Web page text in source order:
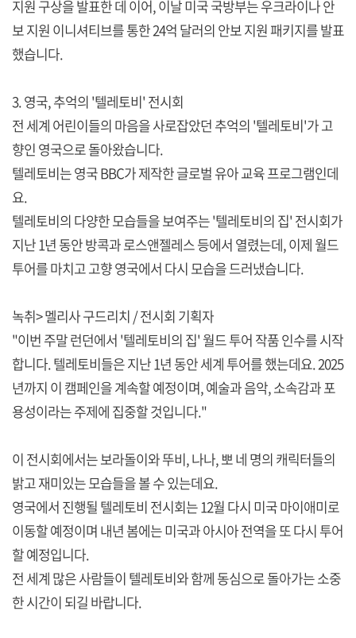
지원 구상을 발표한 데 이어, 이날 미국 국방부는 우크라이나 안
보 지원 이니셔티브를 통한 24억 달러의 안보 지원 패키지를 발표
했습니다.
3. 영국, 추억의 '텔레토비' 전시회
전 세계 어린이들의 마음을 사로잡았던 추억의 '텔레토비'가 고
향인 영국으로 돌아왔습니다.
텔레토비는 영국 BBC가 제작한 글로벌 유아 교육 프로그램인데
요.
텔레토비의 다양한 모습들을 보여주는 '텔레토비의 집' 전시회가
지난 1년 동안 방콕과 로스앤젤레스 등에서 열렸는데, 이제 월드
투어를 마치고 고향 영국에서 다시 모습을 드러냈습니다.
녹취> 멜리사 구드리치 / 전시회 기획자
"이번 주말 런던에서 '텔레토비의 집' 월드 투어 작품 인수를 시작
합니다. 텔레토비들은 지난 1년 동안 세계 투어를 했는데요. 2025
년까지 이 캠페인을 계속할 예정이며, 예술과 음악, 소속감과 포
용성이라는 주제에 집중할 것입니다."
이 전시회에서는 보라돌이와 뚜비, 나나, 뽀 네 명의 캐릭터들의
밝고 재미있는 모습들을 볼 수 있는데요.
영국에서 진행될 텔레토비 전시회는 12월 다시 미국 마이애미로
이동할 예정이며 내년 봄에는 미국과 아시아 전역을 또 다시 투어
할 예정입니다.
전 세계 많은 사람들이 텔레토비와 함께 동심으로 돌아가는 소중
한 시간이 되길 바랍니다.